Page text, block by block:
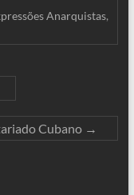
Anarquistas,
Cubano →